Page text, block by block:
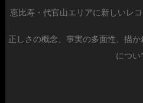
恵比寿・代官山エリアに新しいレ
正しさの概念、事実の多面性、描
につい